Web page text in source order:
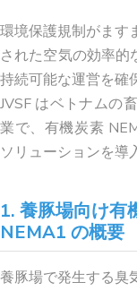
環境保護規制がます
された空気の効率的
持続可能な運営を確
JVSF はベトナムの
業で、有機炭素
ソリューションを導
1. 養豚場向け有
NEMA1 の概要
養豚場で発生する臭